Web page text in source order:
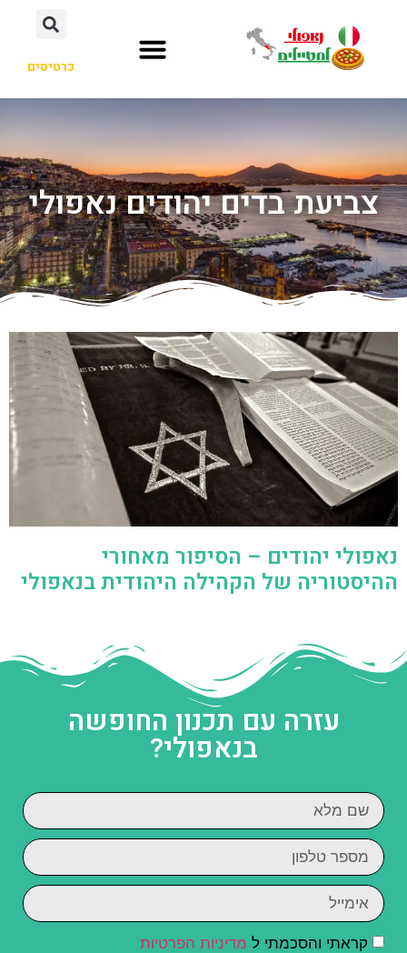
כרטיסים
צביעת בדים יהודים נאפולי
נאפולי יהודים – הסיפור מאחורי
ההיסטוריה של הקהילה היהודית בנאפולי
עזרה עם תכנון החופשה
בנאפולי?
קראתי והסכמתי ל מדיניות הפרטיות